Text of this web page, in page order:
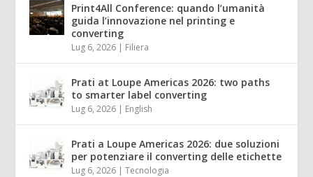
Print4All Conference: quando l’umanità
guida l’innovazione nel printing e
converting
Lug 6, 2026 | Filiera
Prati at Loupe Americas 2026: two paths
to smarter label converting
Lug 6, 2026 | English
Prati a Loupe Americas 2026: due soluzioni
per potenziare il converting delle etichette
Lug 6, 2026 |Tecnologia